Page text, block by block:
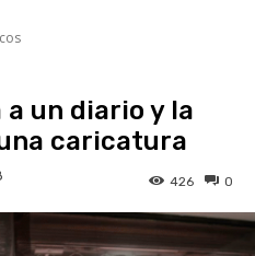
un diario y la
caricatura
0
426